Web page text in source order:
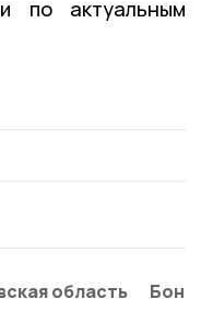
по актуальным
область